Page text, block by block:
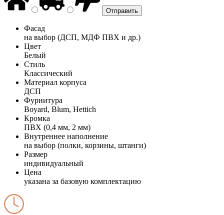
Фасад
на выбор (ДСП, МДФ ПВХ и др.)
Цвет
Белый
Стиль
Классический
Материал корпуса
ДСП
Фурнитура
Boyard, Blum, Hettich
Кромка
ПВХ (0,4 мм, 2 мм)
Внутреннее наполнение
на выбор (полки, корзины, штанги)
Размер
индивидуальный
Цена
указана за базовую комплектацию